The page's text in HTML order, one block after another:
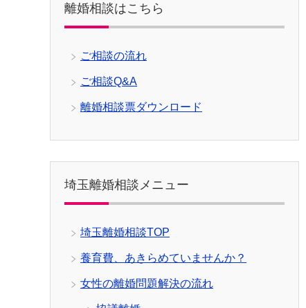
離婚相談はこちら
ご相談の流れ
ご相談Q&A
離婚相談票ダウンロード
埼玉離婚相談メニュー
埼玉離婚相談TOP
養育費、あきらめていませんか？
女性の離婚問題解決の流れ